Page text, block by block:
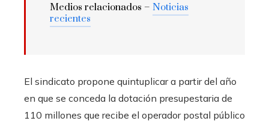
Medios relacionados – Noticias
recientes
El sindicato propone quintuplicar a partir del año
en que se conceda la dotación presupestaria de
110 millones que recibe el operador postal público